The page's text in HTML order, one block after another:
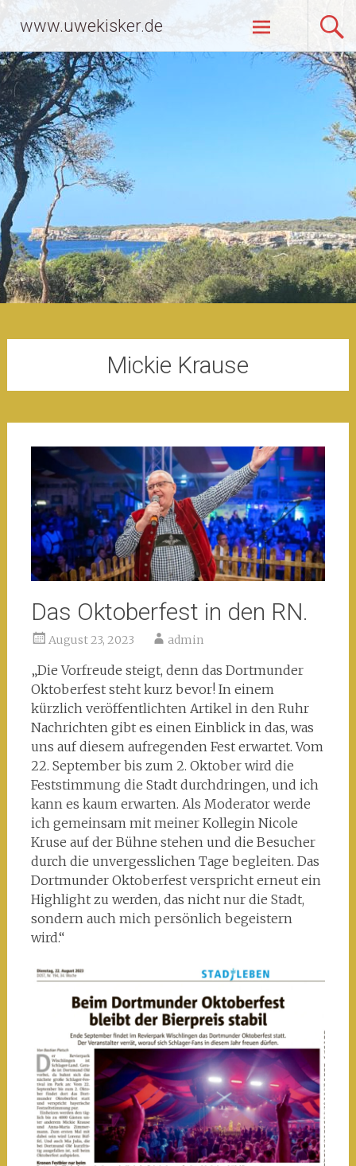
Inhalt
springen
www.uwekisker.de
Mickie Krause
Das Oktoberfest in den RN.
August 23, 2023 admin
„Die Vorfreude steigt, denn das Dortmunder
Oktoberfest steht kurz bevor! In einem
kürzlich veröffentlichten Artikel in den Ruhr
Nachrichten gibt es einen Einblick in das, was
uns auf diesem aufregenden Fest erwartet. Vom
22. September bis zum 2. Oktober wird die
Feststimmung die Stadt durchdringen, und ich
kann es kaum erwarten. Als Moderator werde
ich gemeinsam mit meiner Kollegin Nicole
Kruse auf der Bühne stehen und die Besucher
durch die unvergesslichen Tage begleiten. Das
Dortmunder Oktoberfest verspricht erneut ein
Highlight zu werden, das nicht nur die Stadt,
sondern auch mich persönlich begeistern
wird.“